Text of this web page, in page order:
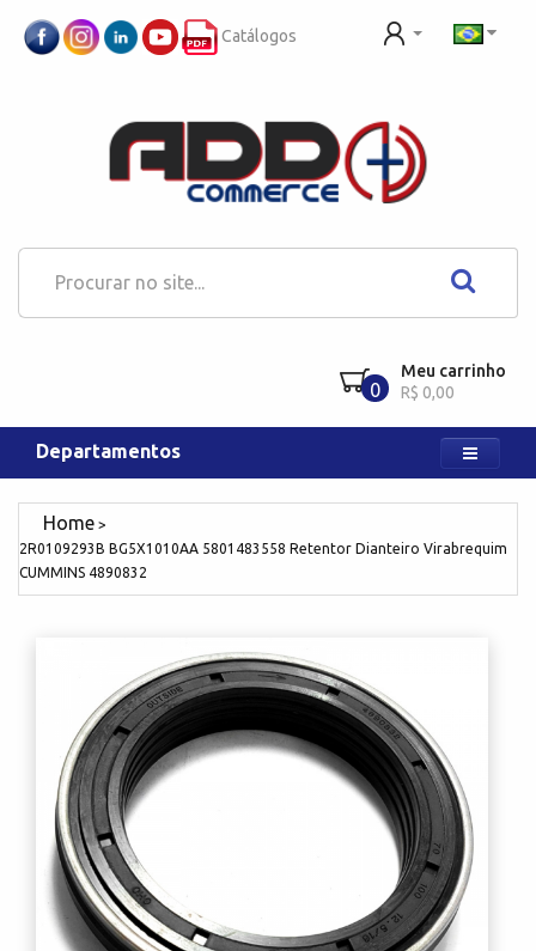
Catálogos
0
Meu carrinho
R$ 0,00
Departamentos
2R0109293B BG5X1010AA 5801483558 Retentor Dianteiro Virabrequim
CUMMINS 4890832